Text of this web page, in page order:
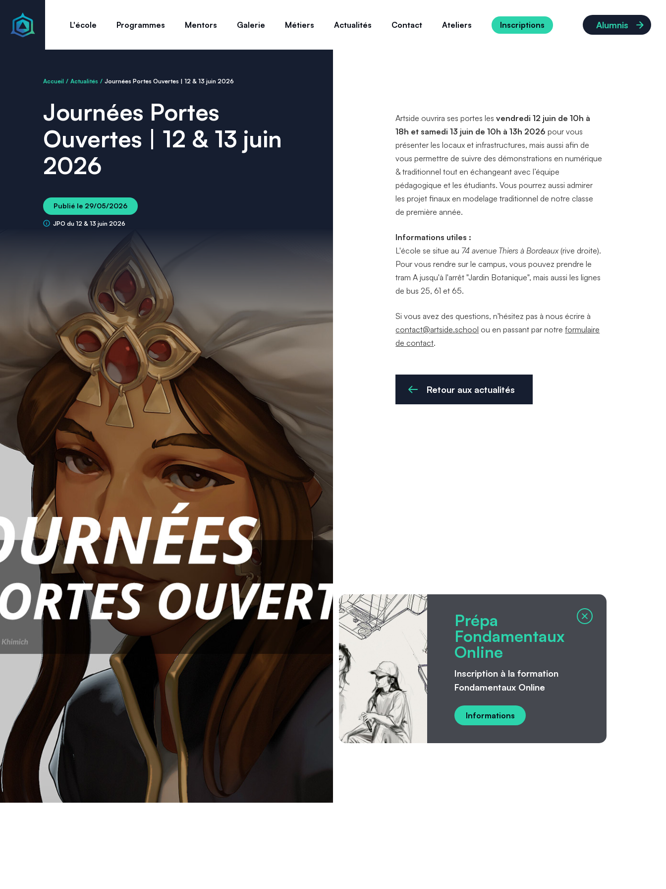
L'école Programmes Mentors Galerie Métiers Actualités Contact Ateliers Inscriptions Alumnis
Prépa
Fondamentaux
Online
Inscription à la formation
Fondamentaux Online
Informations
Accueil Actualités Journées Portes Ouvertes | 12 & 13 juin 2026
Journées Portes
Ouvertes | 12 & 13 juin
2026
Publié le 29/05/2026
JPO du 12 & 13 juin 2026
Artside ouvrira ses portes lesvendredi 12 juin de 10h à
18h et samedi 13 juin de 10h à 13h 2026 pour vous
présenter les locaux et infrastructures, mais aussi afin de
vous permettre de suivre des démonstrations en numérique
& traditionnel tout en échangeant avec l’équipe
pédagogique et les étudiants. Vous pourrez aussi admirer
les projet finaux en modelage traditionnel de notre classe
de première année.
Informations utiles :
L'école se situe au 74 avenue Thiers à Bordeaux(rive droite).
Pour vous rendre sur le campus, vous pouvez prendre le
tram A jusqu'à l'arrêt "Jardin Botanique", mais aussi les lignes
de bus 25, 61 et 65.
Si vous avez des questions, n'hésitez pas à nous écrire à
contact@artside.school ou en passant par notreformulaire
de contact.
Retour aux actualités